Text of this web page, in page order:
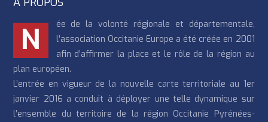
N
ée de la volonté régionale et départementale,
l’association Occitanie Europe a été créée en 2001
afin d’affirmer la place et le rôle de la région au
plan européen.
L’entrée en vigueur de la nouvelle carte territoriale au 1er
janvier 2016 a conduit à déployer une telle dynamique sur
l’ensemble du territoire de la région Occitanie Pyrénées-